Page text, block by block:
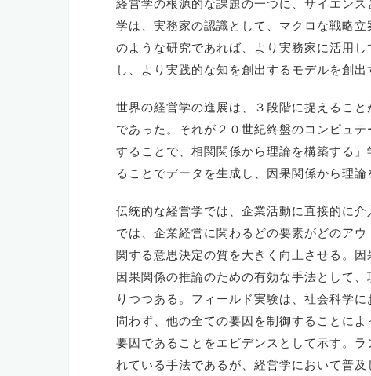
経営学の根源的な課題の一つに、サイエン
学は、実務家の認識として、マクロな戦略
のような研究であれば、より実務家に活用
し、より実践的な知を創出するモデルを創出
世界の経営学の進展は、３段階に捉えるこ
であった。それが２０世紀終盤のコンピュ
することで、相関関係から理論を構築する
ることでデータを生成し、因果関係から理
伝統的な経営学では、企業活動に直接的に
では、企業経営に関わるどの要素がどのア
関する意思決定の質を大きく向上させる。
因果関係の推論のための有効な手法として
りつつある。フィールド実験は、社会科学
問わず、他の全ての要因を制御することに
要因であることをエビデンスとして示す。
れている手法であるが、経営学において普及